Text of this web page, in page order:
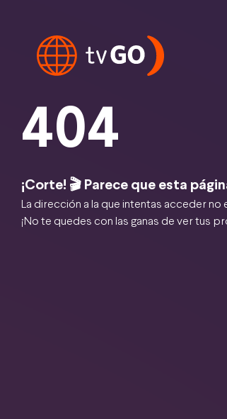
404
¡Corte! 🎬 Parece que esta
La dirección a la que intentas acceder no
¡No te quedes con las ganas de ver tus